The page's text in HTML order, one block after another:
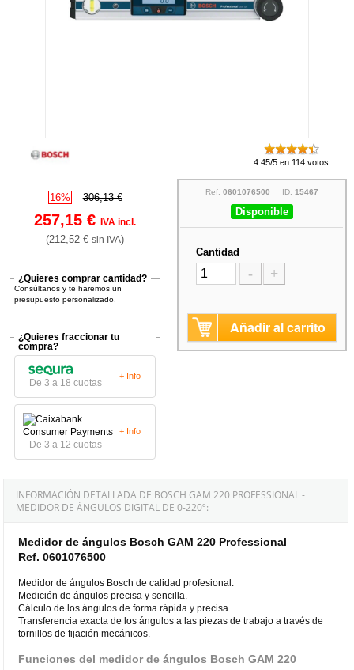
4.45/5 en 114 votos
16% 306,13 €
257,15 €IVA incl.
(212,52 €sin IVA)
¿Quieres comprar cantidad?
Consúltanos y te haremos un
presupuesto personalizado.
¿Quieres fraccionar tu
compra?
De 3 a 18 cuotas
+ Info
De 3 a 12 cuotas
+ Info
Ref: 0601076500 ID: 15467
Disponible
Cantidad
- +
Añadir al carrito
INFORMACIÓN DETALLADA DE BOSCH GAM 220 PROFESSIONAL -
MEDIDOR DE ÁNGULOS DIGITAL DE 0-220º:
Medidor de ángulos Bosch GAM 220 Professional
Ref. 0601076500
Medidor de ángulos Bosch de calidad profesional.
Medición de ángulos precisa y sencilla.
Cálculo de los ángulos de forma rápida y precisa.
Transferencia exacta de los ángulos a las piezas de trabajo a través de
tornillos de fijación mecánicos.
Funciones del medidor de ángulos Bosch GAM 220